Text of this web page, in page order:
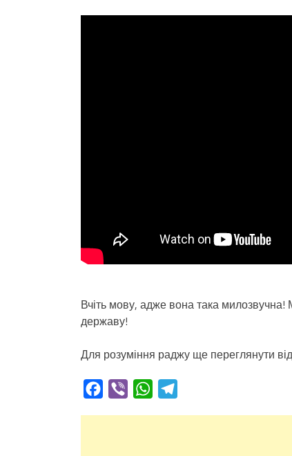
Вчіть мову, адже вона така
державу!
Для розуміння раджу ще переглянути
Facebook
Viber WhatsApp